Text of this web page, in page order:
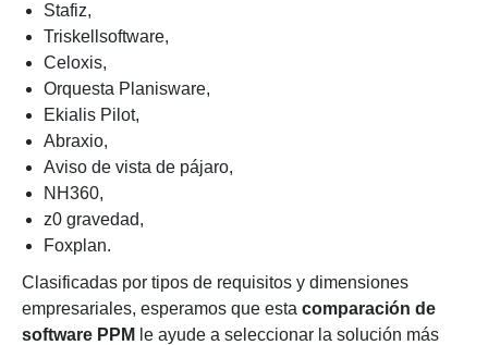
Stafiz,
Triskellsoftware,
Celoxis,
Orquesta Planisware,
Ekialis Pilot,
Abraxio,
Aviso de vista de pájaro,
NH360,
z0 gravedad,
Foxplan.
Clasificadas por tipos de requisitos y dimensiones
empresariales, esperamos que esta comparación de
software PPM le ayude a seleccionar la solución más